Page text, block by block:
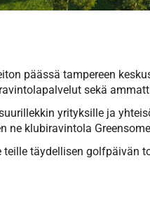
päässä tampereen
sekä
yrityksille ja
ne klubiravintola
täydellisen golfpäivän